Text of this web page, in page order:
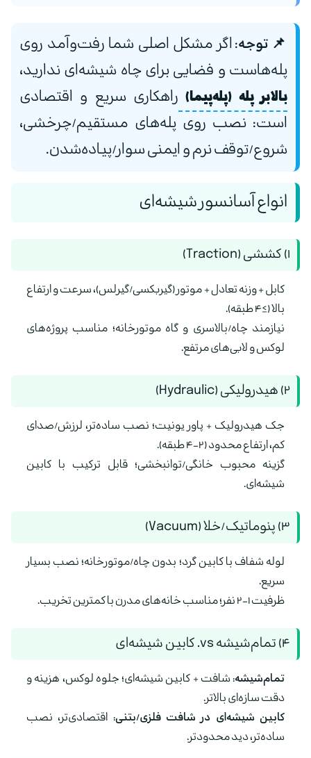
📌 توجه:اگر مشکل اصلی شما رفت‌وآمد روی
پله‌هاست و فضایی برای چاه شیشه‌ای ندارید،
بالابر پله (پله‌پیما) راهکاری سریع و اقتصادی
است: نصب روی پله‌های مستقیم/چرخشی،
شروع/توقف نرم و ایمنی سوار/پیاده‌شدن.
انواع آسانسور شیشه‌ای
۱) کششی (Traction)
کابل + وزنه تعادل + موتور (گیربکسی/گیرلس)، سرعت و ارتفاع
بالا (≥۴ طبقه).
نیازمند چاه/بالاسری و گاه موتورخانه؛ مناسب پروژه‌های
لوکس و لابی‌های مرتفع.
۲) هیدرولیکی (Hydraulic)
جک هیدرولیک + پاور یونیت؛ نصب ساده‌تر، لرزش/صدای
کم، ارتفاع محدود (۲–۴ طبقه).
گزینه محبوب خانگی/توانبخشی؛ قابل ترکیب با کابین
شیشه‌ای.
۳) پنوماتیک/خلا (Vacuum)
لوله شفاف با کابین گرد؛ بدون چاه/موتورخانه؛ نصب بسیار
سریع.
ظرفیت ۱–۲ نفر؛ مناسب خانه‌های مدرن با کمترین تخریب.
۴) تمام‌شیشه vs. کابین شیشه‌ای
تمام‌شیشه:شافت + کابین شیشه‌ای؛ جلوه لوکس، هزینه و
دقت سازه‌ای بالاتر.
کابین شیشه‌ای در شافت فلزی/بتنی: اقتصادی‌تر، نصب
ساده‌تر، دید محدودتر.